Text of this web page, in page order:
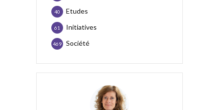
Etudes
40
Initiatives
61
Société
469